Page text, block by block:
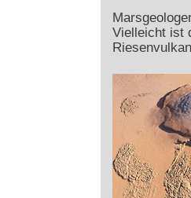
Vielleicht ist